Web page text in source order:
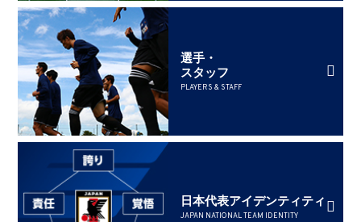
選手・
スタッフ
PLAYERS & STAFF
日本代表アイデンティティ
JAPAN NATIONAL TEAM IDENTITY